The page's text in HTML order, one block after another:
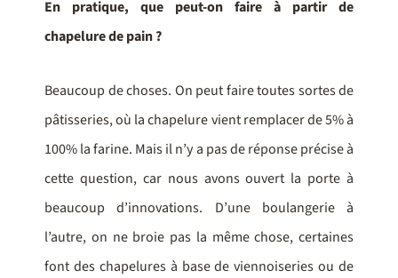
En pratique, que peut-on faire à partir de
chapelure de pain ?
Beaucoup de choses. On peut faire toutes sortes de
pâtisseries, où la chapelure vient remplacer de 5% à
100% la farine. Mais il n’y a pas de réponse précise à
cette question, car nous avons ouvert la porte à
beaucoup d’innovations. D’une boulangerie à
l’autre, on ne broie pas la même chose, certaines
font des chapelures à base de viennoiseries ou de